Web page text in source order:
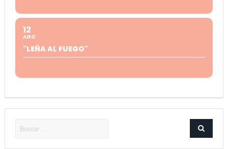
12
AGO
"LEÑA AL FUEGO"